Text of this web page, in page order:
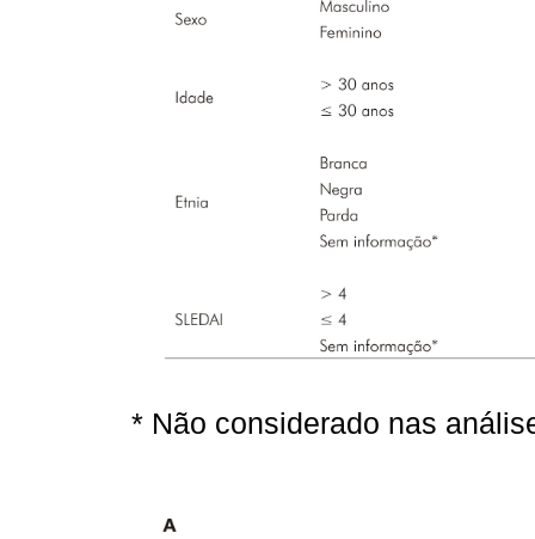
* Não considerado nas